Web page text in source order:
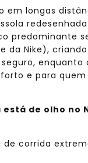
longas
predominante
da Nike),
enquanto
e para quem
de olho no
corrida